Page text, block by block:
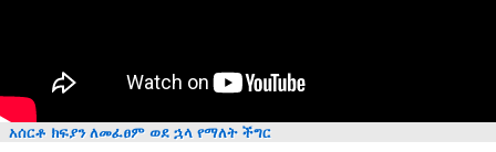
አሰርቶ ክፍያን ለመፈፀም ወደ ኋላ የማለት ችግር